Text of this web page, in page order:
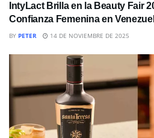
IntyLact Brilla en la Beauty Fair
Confianza Femenina en
BY PETER 14 DE NOVIEMBRE DE 2025